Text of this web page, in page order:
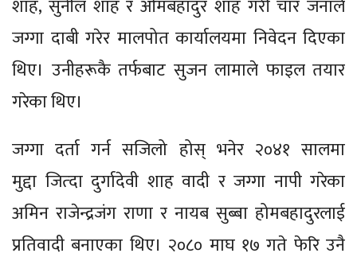
शाह, सुनील शाह र ओमबहादुर शाह गरी चार जनाले
जग्गा दाबी गरेर मालपोत कार्यालयमा निवेदन दिएका
थिए। उनीहरूकै तर्फबाट सुजन लामाले फाइल तयार
गरेका थिए।
जग्गा दर्ता गर्न सजिलो होस् भनेर २०४१ सालमा
मुद्दा जित्दा दुर्गादेवी शाह वादी र जग्गा नापी गरेका
अमिन राजेन्द्रजंग राणा र नायब सुब्बा होमबहादुरलाई
प्रतिवादी बनाएका थिए। २०८० माघ १७ गते फेरि उनै